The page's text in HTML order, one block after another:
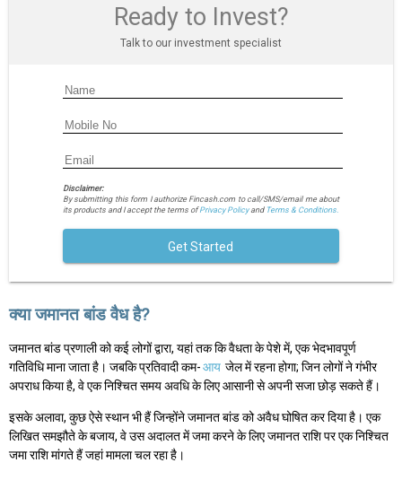
Ready to Invest?
Talk to our investment specialist
Disclaimer:
By submitting this form I authorize Fincash.com to call/SMS/email me about
its products and I accept the terms ofPrivacy Policyand Terms & Conditions.
Get Started
क्या जमानत बांड वैध है?
जमानत बांड प्रणाली को कई लोगों द्वारा, यहां तक कि वैधता के पेशे में, एक भेदभावपूर्ण
गतिविधि माना जाता है। जबकि प्रतिवादी कम-आय जेल में रहना होगा; जिन लोगों ने गंभीर
अपराध किया है, वे एक निश्चित समय अवधि के लिए आसानी से अपनी सजा छोड़ सकते हैं।
इसके अलावा, कुछ ऐसे स्थान भी हैं जिन्होंने जमानत बांड को अवैध घोषित कर दिया है। एक
लिखित समझौते के बजाय, वे उस अदालत में जमा करने के लिए जमानत राशि पर एक निश्चित
जमा राशि मांगते हैं जहां मामला चल रहा है।